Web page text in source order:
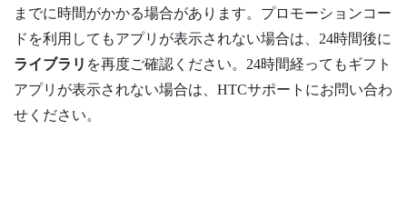
までに時間がかかる場合があります。プロモーションコー
ドを利用してもアプリが表示されない場合は、24時間後に
ライブラリ を再度ご確認ください。24時間経ってもギフト
アプリが表示されない場合は、HTCサポートにお問い合わ
せください。